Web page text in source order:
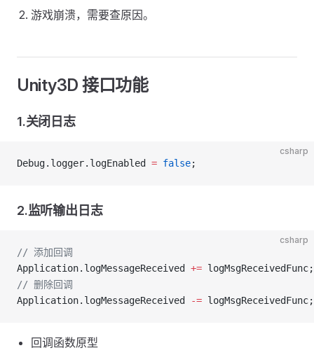
游戏崩溃，需要查原因。
Unity3D 接口功能
1.关闭日志
csharp
Debug.logger.logEnabled = false;
2.监听输出日志
csharp
// 添加回调
Application.logMessageReceived += logMsgReceivedFunc;
// 删除回调
Application.logMessageReceived
-= logMsgReceivedFunc;
回调函数原型